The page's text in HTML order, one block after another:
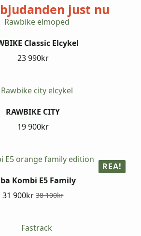
just nu
Classic Elcykel
23 990kr
RAWBIKE CITY
19 900kr
REA!
Kombi E5 Family
38 100kr
Det
var:
31 900krDet
är: